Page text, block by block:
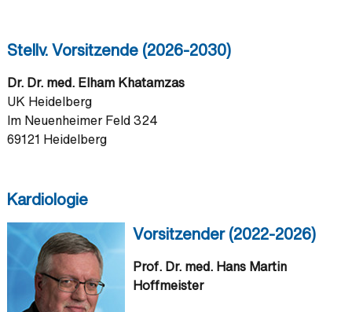
Stellv. Vorsitzende (2026-2030)
Dr. Dr. med. Elham Khatamzas
UK Heidelberg
Im Neuenheimer Feld 324
69121 Heidelberg
Kardiologie
Vorsitzender (2022-2026)
Prof. Dr. med. Hans Martin
Hoffmeister